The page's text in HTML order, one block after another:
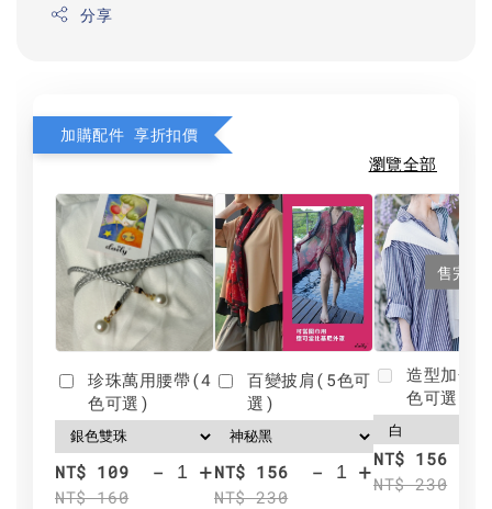
分享
加購配件 享折扣價
瀏覽全部
珍珠萬用腰帶(4
色可選)
NT$ 109
NT$ 160
- +
百變披肩(5色可
選)
NT$ 156
NT$ 230
- +
售完
造型加分
色可選)
NT$ 156
NT$ 230